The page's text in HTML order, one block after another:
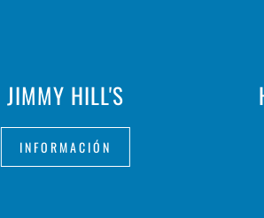
JIMMY HILL'S
INFORMACIÓN